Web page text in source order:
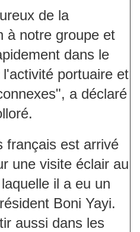
de la
à notre groupe et
dans le
portuaire et
a déclaré
français est arrivé
une visite éclair au
il a eu un
Boni Yayi.
aussi dans les